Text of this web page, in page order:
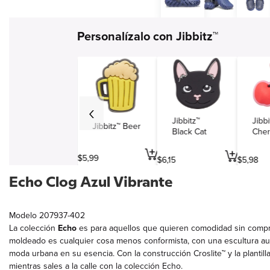
Viajes y entretenimiento
Personalízalo con Jibbitz™
Jibbitz™ Beer
$5,99
Jibbitz™
Black Cat
$6,15 $5,98
Echo Clog Azul Vibrante
Modelo 207937-402
La colección Echo es para aquellos que quieren comodidad sin
moldeado es cualquier cosa menos conformista, con una escultura
moda urbana en su esencia. Con la construcción Croslite™ y la
mientras sales a la calle con la colección Echo.